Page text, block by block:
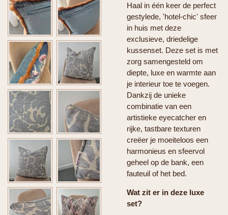
Haal in één keer de perfect
gestylede, 'hotel-chic' sfeer
in huis met deze
exclusieve, driedelige
kussenset. Deze set is met
zorg samengesteld om
diepte, luxe en warmte aan
je interieur toe te voegen.
Dankzij de unieke
combinatie van een
artistieke eyecatcher en
rijke, tastbare texturen
creëer je moeiteloos een
harmonieus en sfeervol
geheel op de bank, een
fauteuil of het bed.
Wat zit er in deze luxe
set?